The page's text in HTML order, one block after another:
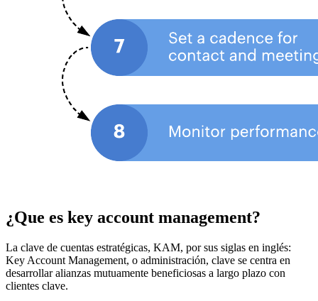
¿Que es key account management?
La clave de cuentas estratégicas, KAM, por sus siglas en inglés:
Key Account Management, o administración, clave se centra en
desarrollar alianzas mutuamente beneficiosas a largo plazo con
clientes clave.